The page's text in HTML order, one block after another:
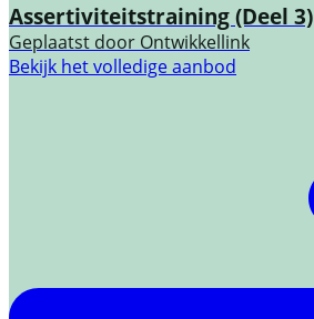
Assertiviteitstraining (Deel 3)
Geplaatst door Ontwikkellink
Bekijk het volledige aanbod